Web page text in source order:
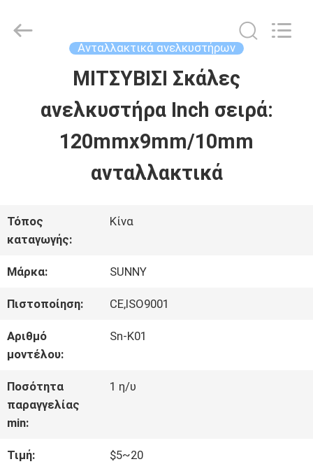
ΠΡΟΪΌΝΤΑ
ΠΕΡΊΠΟΥ
ΕΜΕΊΣ
ΕΡΓΟΣΤΑΣΊΩΝ
ΠΟΙΟΤΙΚΌΣ
ΈΛΕΓΧΟΣ
SUNNY
Ανταλλακτικά ανελκυστήρων
ΜΙΤΣΥΒΙΣΙ Σκάλες
ανελκυστήρα Inch σειρά:
120mmx9mm/10mm
ανταλλακτικά
Τόπος
καταγωγής:
Κίνα
Μάρκα: SUNNY
Πιστοποίηση: CE,ISO9001
Αριθμό
μοντέλου:
Sn-K01
Ποσότητα
παραγγελίας
min:
1 η/υ
Τιμή: $5~20